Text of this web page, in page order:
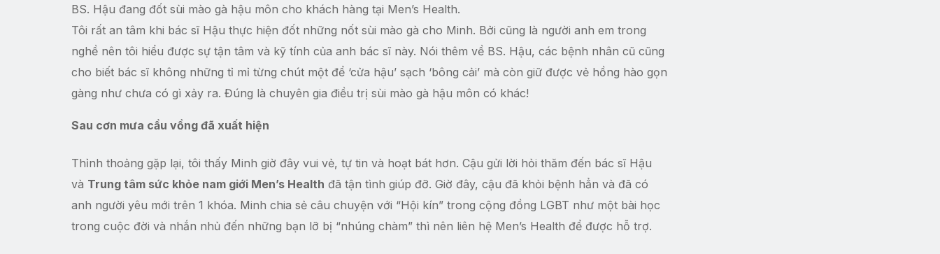
BS. Hậu đang đốt sùi mào gà hậu môn cho khách hàng tại Men’s Health.
Tôi rất an tâm khi bác sĩ Hậu thực hiện đốt những nốt sùi mào gà cho Minh. Bởi cũng là người anh em trong
nghề nên tôi hiểu được sự tận tâm và kỹ tính của anh bác sĩ này. Nói thêm về BS. Hậu, các bệnh nhân cũ cũng
cho biết bác sĩ không những tỉ mỉ từng chút một để ‘cửa hậu’ sạch ‘bông cải’ mà còn giữ được vẻ hồng hào gọn
gàng như chưa có gì xảy ra. Đúng là chuyên gia điều trị sùi mào gà hậu môn có khác!
Sau cơn mưa cầu vồng đã xuất hiện
Thỉnh thoảng gặp lại, tôi thấy Minh giờ đây vui vẻ, tự tin và hoạt bát hơn. Cậu gửi lời hỏi thăm đến bác sĩ Hậu
và Trung tâm sức khỏe nam giới Men’s Health đã tận tình giúp đỡ. Giờ đây, cậu đã khỏi bệnh hẳn và đã có
anh người yêu mới trên 1 khóa. Minh chia sẻ câu chuyện với “Hội kín” trong cộng đồng LGBT như một bài học
trong cuộc đời và nhắn nhủ đến những bạn lỡ bị “nhúng chàm” thì nên liên hệ Men’s Health để được hỗ trợ.